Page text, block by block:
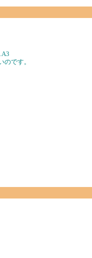
のです。